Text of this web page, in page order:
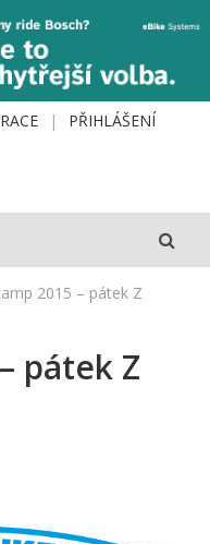
PŘIHLÁŠENÍ
2015 – pátek Z
pátek Z